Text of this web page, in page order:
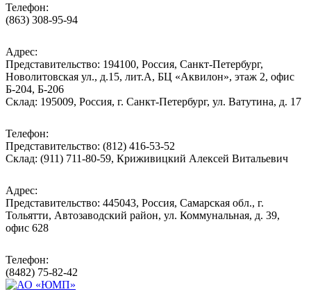
Телефон:
(863) 308-95-94
Адрес:
Представительство: 194100, Россия, Санкт-Петербург,
Новолитовская ул., д.15, лит.А, БЦ «Аквилон», этаж 2, офис
Б-204, Б-206
Склад: 195009, Россия, г. Санкт-Петербург, ул. Ватутина, д. 17
Телефон:
Представительство: (812) 416-53-52
Склад: (911) 711-80-59, Криживицкий Алексей Витальевич
Адрес:
Представительство: 445043, Россия, Самарская обл., г.
Тольятти, Автозаводский район, ул. Коммунальная, д. 39,
офис 628
Телефон:
(8482) 75-82-42